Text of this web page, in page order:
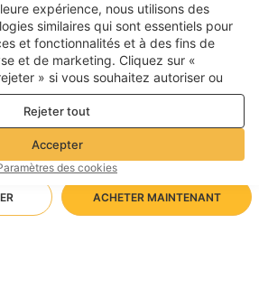
ACHETER MAINTENANT
EUR France
©2026 Voghion
termes et conditions
confidentialité et de cookies
Règles communautaires
expérience, nous utilisons des
similaires qui sont essentiels pour
et fonctionnalités et à des fins de
et de marketing. Cliquez sur «
» si vous souhaitez autoriser ou
fins de performance, d’analyse et
de détails, consultez notre
Rejeter tout
Accepter
des cookies